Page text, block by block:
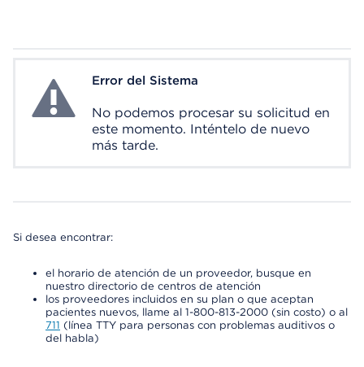
System ErrorError del Sistema
No podemos procesar su solicitud en
este momento. Inténtelo de nuevo
más tarde.
Si desea encontrar:
el horario de atención de un proveedor, busque en
nuestro directorio de centros de atención
los proveedores incluidos en su plan o que aceptan
pacientes nuevos, llame al 1-800-813-2000 (sin costo) o al
711 (línea TTY para personas con problemas auditivos o
del habla)